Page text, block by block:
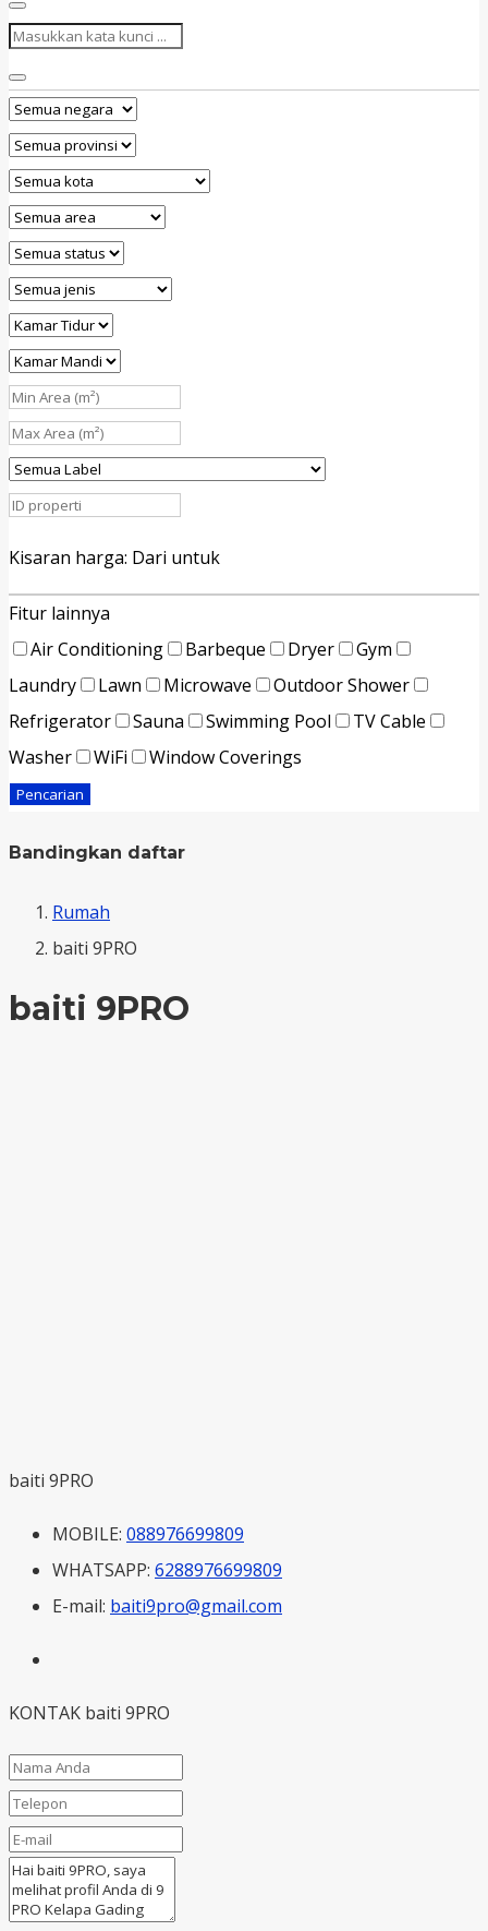
Kisaran harga: Dari untuk
Fitur lainnya
Air Conditioning
Barbeque Dryer
Gym
Laundry
Lawn Microwave
Outdoor Shower
Refrigerator
Sauna Swimming Pool
TV Cable
Washer
WiFi Window Coverings
Pencarian
Bandingkan daftar
Rumah
baiti 9PRO
baiti 9PRO
baiti 9PRO
MOBILE: 088976699809
WHATSAPP: 6288976699809
E-mail: baiti9pro@gmail.com
KONTAK baiti 9PRO